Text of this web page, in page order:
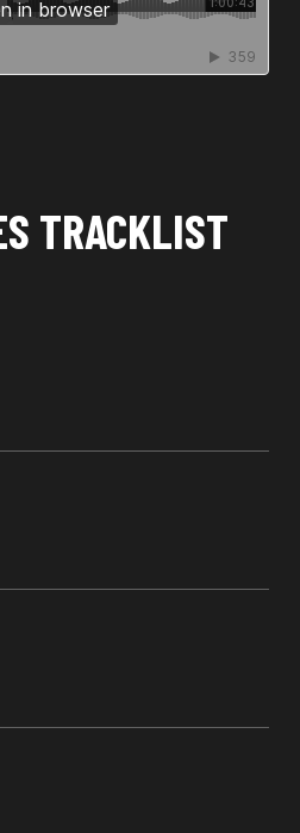
TRACKLIST